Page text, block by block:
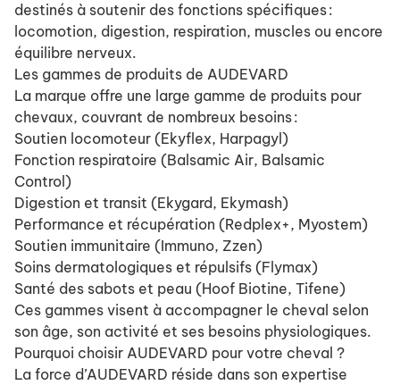
destinés à soutenir des fonctions spécifiques :
locomotion, digestion, respiration, muscles ou encore
équilibre nerveux.
Les gammes de produits de AUDEVARD
La marque offre une large gamme de produits pour
chevaux, couvrant de nombreux besoins :
Soutien locomoteur (Ekyflex, Harpagyl)
Fonction respiratoire (Balsamic Air, Balsamic
Control)
Digestion et transit (Ekygard, Ekymash)
Performance et récupération (Redplex+, Myostem)
Soutien immunitaire (Immuno, Zzen)
Soins dermatologiques et répulsifs (Flymax)
Santé des sabots et peau (Hoof Biotine, Tifene)
Ces gammes visent à accompagner le cheval selon
son âge, son activité et ses besoins physiologiques.
Pourquoi choisir AUDEVARD pour votre cheval ?
La force d’AUDEVARD réside dans son expertise